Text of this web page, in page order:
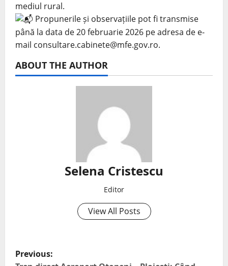
mediul rural.
Propunerile și observațiile pot fi transmise
până la data de 20 februarie 2026 pe adresa de e-
mail consultare.cabinete@mfe.gov.ro.
ABOUT THE AUTHOR
Selena Cristescu
Editor
View All Posts
Previous: